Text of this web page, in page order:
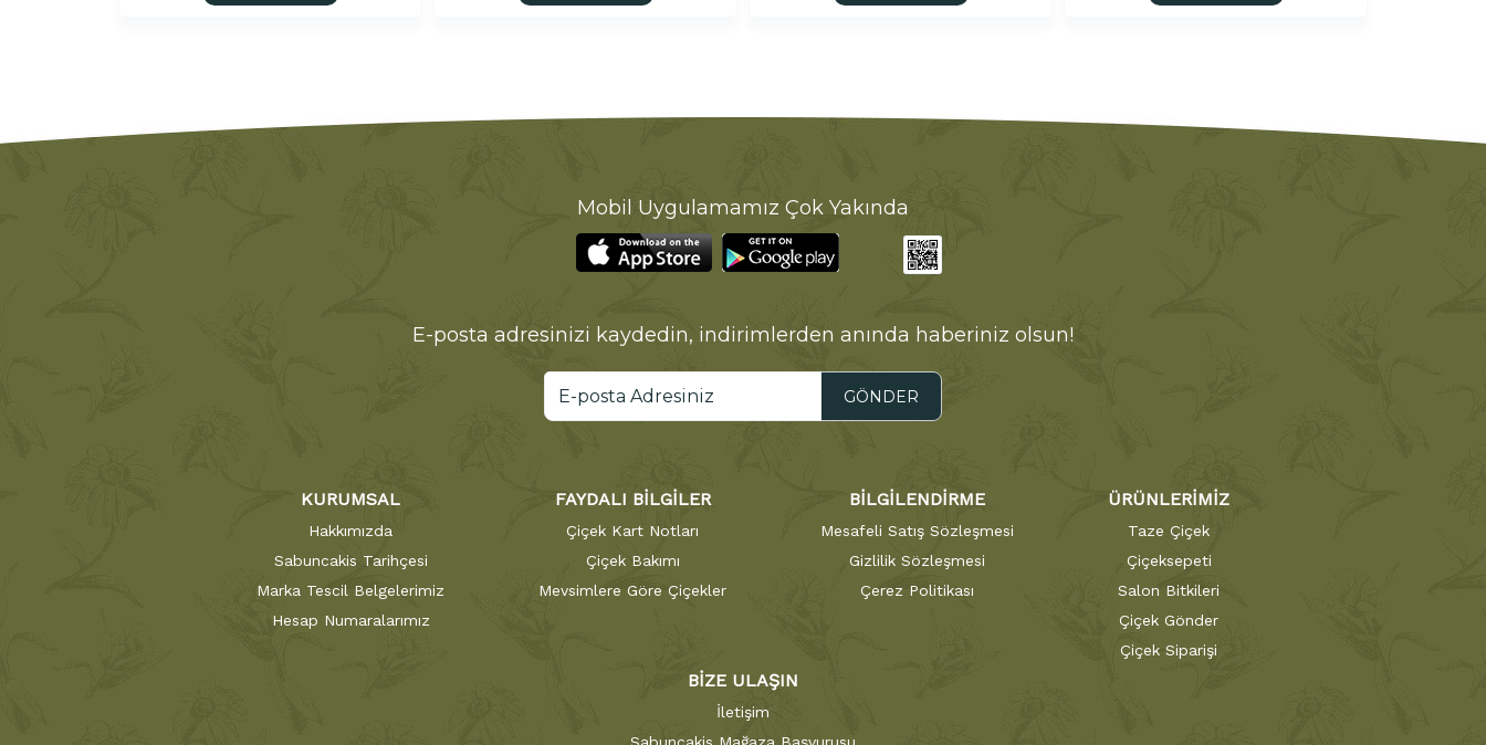
Mobil Uygulamamız Çok Yakında
E-posta adresinizi kaydedin, indirimlerden anında haberiniz olsun!
GÖNDER
KURUMSAL
Hakkımızda
Sabuncakis Tarihçesi
Marka Tescil Belgelerimiz
Hesap Numaralarımız
FAYDALI BİLGİLER
Çiçek Kart Notları
Çiçek Bakımı
Mevsimlere Göre Çiçekler
BİLGİLENDİRME
Mesafeli Satış Sözleşmesi
Gizlilik Sözleşmesi
Çerez Politikası
ÜRÜNLERİMİZ
Taze Çiçek
Çiçeksepeti
Salon Bitkileri
Çiçek Gönder
Çiçek Siparişi
BİZE ULAŞIN
İletişim